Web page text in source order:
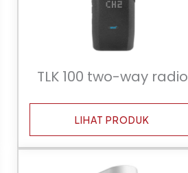
TLK 100 two-way radio
LIHAT PRODUK